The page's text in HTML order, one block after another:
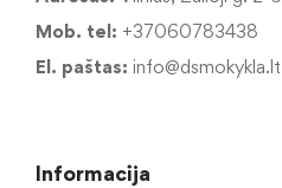
Mob. tel: +37060783438
El. paštas: info@dsmokykla.lt
Informacija